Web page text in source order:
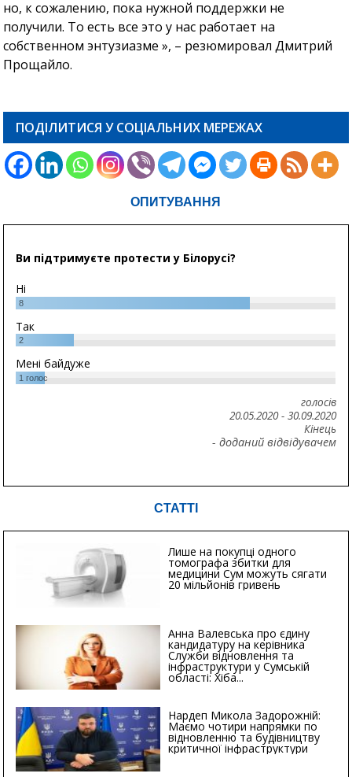
но, к сожалению, пока нужной поддержки не
получили. То есть все это у нас работает на
собственном энтузиазме », – резюмировал Дмитрий
Прощайло.
ПОДІЛИТИСЯ У СОЦІАЛЬНИХ МЕРЕЖАХ
ОПИТУВАННЯ
Ви підтримуєте протести у Білорусі?
Ні
8
Так
2
Мені байдуже
1 голос
голосів
20.05.2020- 30.09.2020
Кінець
- доданий відвідувачем
СТАТТІ
Лише на покупці одного
томографа збитки для
медицини Сум можуть сягати
20 мільйонів гривень
Анна Валевська про єдину
кандидатуру на керівника
Служби відновлення та
інфраструктури у Сумській
області: Хіба...
Нардеп Микола Задорожній:
Маємо чотири напрямки по
відновленню та будівництву
критичної інфраструктури